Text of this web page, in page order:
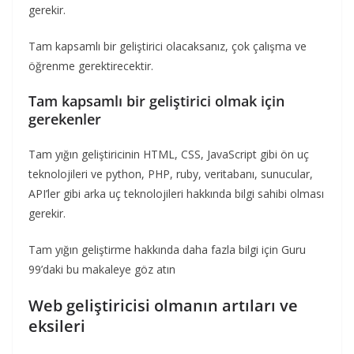
gerekir.
Tam kapsamlı bir geliştirici olacaksanız, çok çalışma ve
öğrenme gerektirecektir.
Tam kapsamlı bir geliştirici olmak için
gerekenler
Tam yığın geliştiricinin HTML, CSS, JavaScript gibi ön uç
teknolojileri ve python, PHP, ruby, veritabanı, sunucular,
API’ler gibi arka uç teknolojileri hakkında bilgi sahibi olması
gerekir.
Tam yığın geliştirme hakkında daha fazla bilgi için Guru
99’daki bu makaleye göz atın
Web geliştiricisi olmanın artıları ve
eksileri